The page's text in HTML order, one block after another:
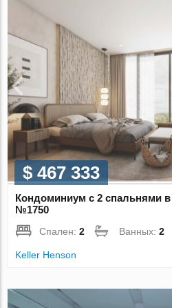
$ 467 333
Кондоминиум с 2 спальнями
№1750
Спален:2 Ванных:2
Keller Henson